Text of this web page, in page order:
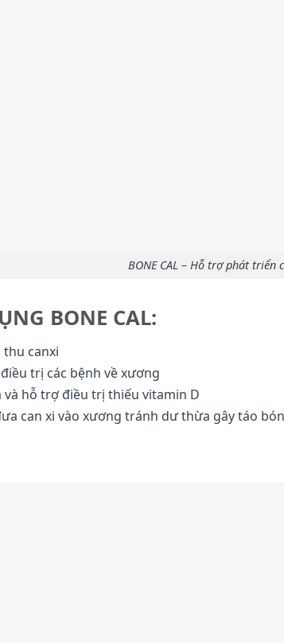
BONE CAL – Hỗ trợ phát triển
BONE CAL:
thu canxi
trị các bệnh về xương
và hỗ trợ điều trị thiếu vitamin D
can xi vào xương tránh dư thừa gây táo